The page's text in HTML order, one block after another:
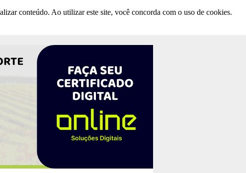
conteúdo. Ao utilizar este site, você concorda com o uso de cookies.